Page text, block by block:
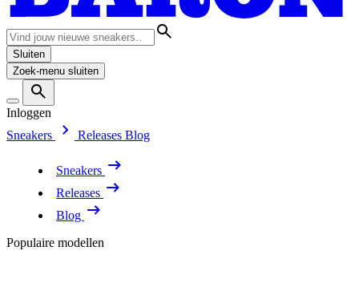
Sluiten
Zoek-menu sluiten
Inloggen
Sneakers
Releases Blog
Sneakers
Releases
Blog
Populaire modellen